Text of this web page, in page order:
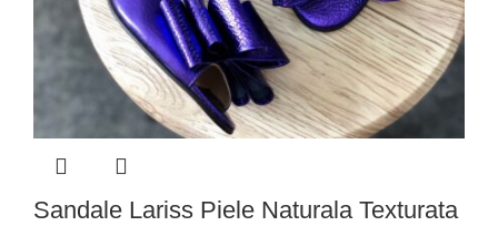
Sandale Lariss Piele Naturala Texturata